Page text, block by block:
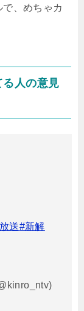
、めちゃカ
る人の意見
送#新解